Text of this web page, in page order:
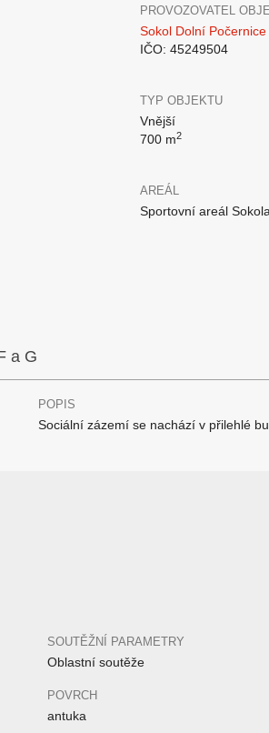
PROVOZOVATEL
Sokol Dolní Počernice
IČO: 45249504
TYP OBJEKTU
Vnější
700 m2
AREÁL
Sportovní areál
a G
POPIS
Sociální zázemí se nachází v přilehlé
SOUTĚŽNÍ PARAMETRY
Oblastní soutěže
POVRCH
antuka